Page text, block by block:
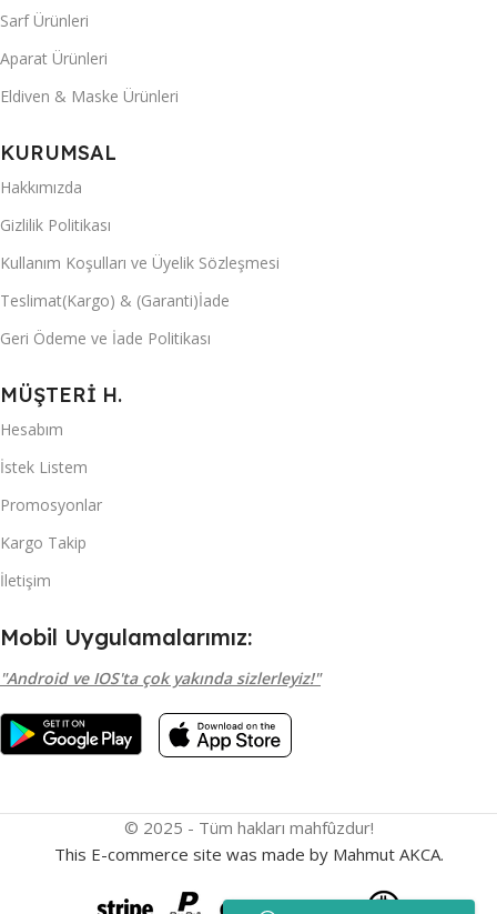
Sarf Ürünleri
Aparat Ürünleri
Eldiven & Maske Ürünleri
KURUMSAL
Hakkımızda
Gizlilik Politikası
Kullanım Koşulları ve Üyelik Sözleşmesi
Teslimat(Kargo) & (Garanti)İade
Geri Ödeme ve İade Politikası
MÜŞTERİ H.
Hesabım
İstek Listem
Promosyonlar
Kargo Takip
İletişim
Mobil Uygulamalarımız:
"Android ve IOS'ta çok yakında sizlerleyiz!"
© 2025 - Tüm hakları mahfûzdur!
This E-commerce site was made by Mahmut AKCA.